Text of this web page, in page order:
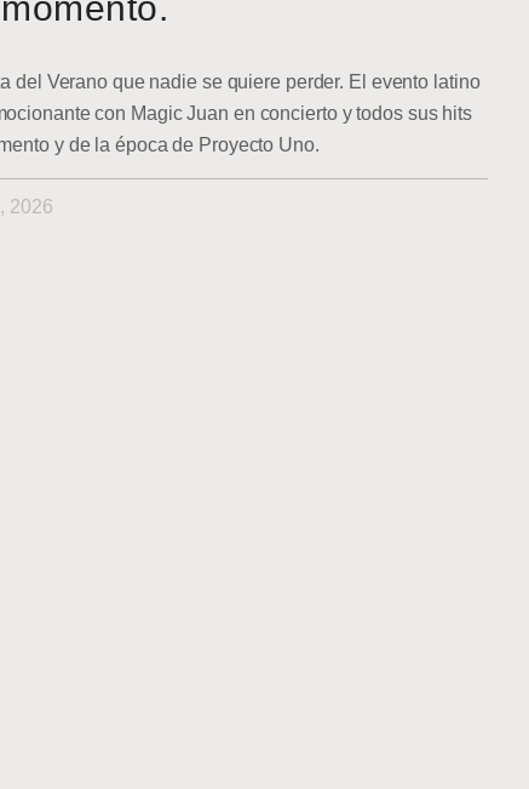
del Verano que nadie se quiere perder. El evento latino
con Magic Juan en concierto y todos sus hits
y de la época de Proyecto Uno.
2026